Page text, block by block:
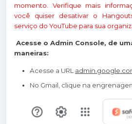
momento. Verifique mais
você quiser desativar o
serviço do YouTube para sua
Acesse o Admin Console, de
maneiras:
Acesse a URL
No Gmail, clique na